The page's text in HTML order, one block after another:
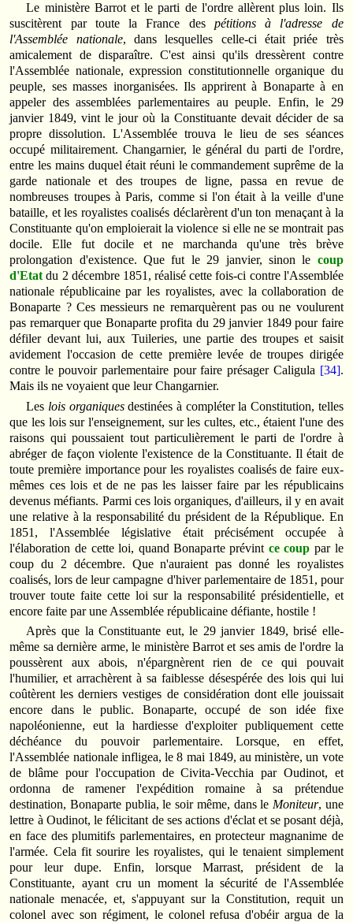
Le ministère Barrot et le parti de l'ordre allèrent plus loin. Ils
suscitèrent par toute la France des pétitions à l'adresse de
l'Assemblée nationale, dans lesquelles celle-ci était priée très
amicalement de disparaître. C'est ainsi qu'ils dressèrent contre
l'Assemblée nationale, expression constitutionnelle organique du
peuple, ses masses inorganisées. Ils apprirent à Bonaparte à en
appeler des assemblées parlementaires au peuple. Enfin, le 29
janvier 1849, vint le jour où la Constituante devait décider de sa
propre dissolution. L'Assemblée trouva le lieu de ses séances
occupé militairement. Changarnier, le général du parti de l'ordre,
entre les mains duquel était réuni le commandement suprême de la
garde nationale et des troupes de ligne, passa en revue de
nombreuses troupes à Paris, comme si l'on était à la veille d'une
bataille, et les royalistes coalisés déclarèrent d'un ton menaçant à la
Constituante qu'on emploierait la violence si elle ne se montrait pas
docile. Elle fut docile et ne marchanda qu'une très brève
prolongation d'existence. Que fut le 29 janvier, sinon le coup
d'Etat du 2 décembre 1851, réalisé cette fois-ci contre l'Assemblée
nationale républicaine par les royalistes, avec la collaboration de
Bonaparte ? Ces messieurs ne remarquèrent pas ou ne voulurent
pas remarquer que Bonaparte profita du 29 janvier 1849 pour faire
défiler devant lui, aux Tuileries, une partie des troupes et saisit
avidement l'occasion de cette première levée de troupes dirigée
contre le pouvoir parlementaire pour faire présager Caligula [34].
Mais ils ne voyaient que leur Changarnier.
Les lois organiquesdestinées à compléter la Constitution, telles
que les lois sur l'enseignement, sur les cultes, etc., étaient l'une des
raisons qui poussaient tout particulièrement le parti de l'ordre à
abréger de façon violente l'existence de la Constituante. Il était de
toute première importance pour les royalistes coalisés de faire eux-
mêmes ces lois et de ne pas les laisser faire par les républicains
devenus méfiants. Parmi ces lois organiques, d'ailleurs, il y en avait
une relative à la responsabilité du président de la République. En
1851, l'Assemblée législative était précisément occupée à
l'élaboration de cette loi, quand Bonaparte prévint ce coup par le
coup du 2 décembre. Que n'auraient pas donné les royalistes
coalisés, lors de leur campagne d'hiver parlementaire de 1851, pour
trouver toute faite cette loi sur la responsabilité présidentielle, et
encore faite par une Assemblée républicaine défiante, hostile !
Après que la Constituante eut, le 29 janvier 1849, brisé elle-
même sa dernière arme, le ministère Barrot et ses amis de l'ordre la
poussèrent aux abois, n'épargnèrent rien de ce qui pouvait
l'humilier, et arrachèrent à sa faiblesse désespérée des lois qui lui
coûtèrent les derniers vestiges de considération dont elle jouissait
encore dans le public. Bonaparte, occupé de son idée fixe
napoléonienne, eut la hardiesse d'exploiter publiquement cette
déchéance du pouvoir parlementaire. Lorsque, en effet,
l'Assemblée nationale infligea, le 8 mai 1849, au ministère, un vote
de blâme pour l'occupation de Civita-Vecchia par Oudinot, et
ordonna de ramener l'expédition romaine à sa prétendue
destination, Bonaparte publia, le soir même, dans le Moniteur, une
lettre à Oudinot, le félicitant de ses actions d'éclat et se posant déjà,
en face des plumitifs parlementaires, en protecteur magnanime de
l'armée. Cela fit sourire les royalistes, qui le tenaient simplement
pour leur dupe. Enfin, lorsque Marrast, président de la
Constituante, ayant cru un moment la sécurité de l'Assemblée
nationale menacée, et, s'appuyant sur la Constitution, requit un
colonel avec son régiment, le colonel refusa d'obéir argua de la